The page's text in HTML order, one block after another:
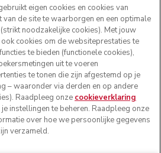
VOLG ONS
eigen cookies en cookies van
de site te waarborgen en een optimale
noodzakelijke cookies). Met jouw
cookies om de websiteprestaties te
te bieden (functionele cookies),
uit te voeren
te tonen die zijn afgestemd op je
– waaronder via derden en op andere
Raadpleeg onze cookieverklaring
instellingen te beheren. Raadpleeg onze
over hoe we persoonlijke gegevens
verzameld.